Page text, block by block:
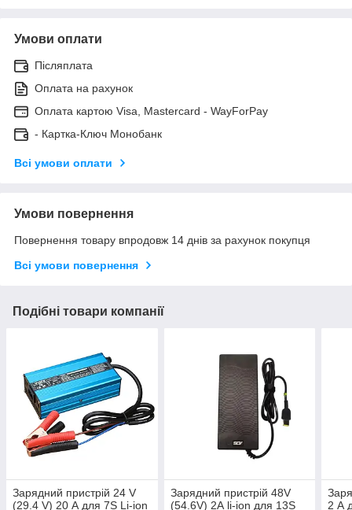
Умови оплати
Післяплата
Оплата на рахунок
Оплата картою Visa, Mastercard - WayForPay
- Картка-Ключ Монобанк
Всі умови оплати
Умови повернення
Повернення товару впродовж 14 днів за рахунок покупця
Всі умови повернення
Подібні товари компанії
Зарядний пристрій 24 V
(29.4 V) 20 А для 7S Li-ion
Зарядний пристрій 48V
(54.6V) 2А li-ion для 13S
2 А